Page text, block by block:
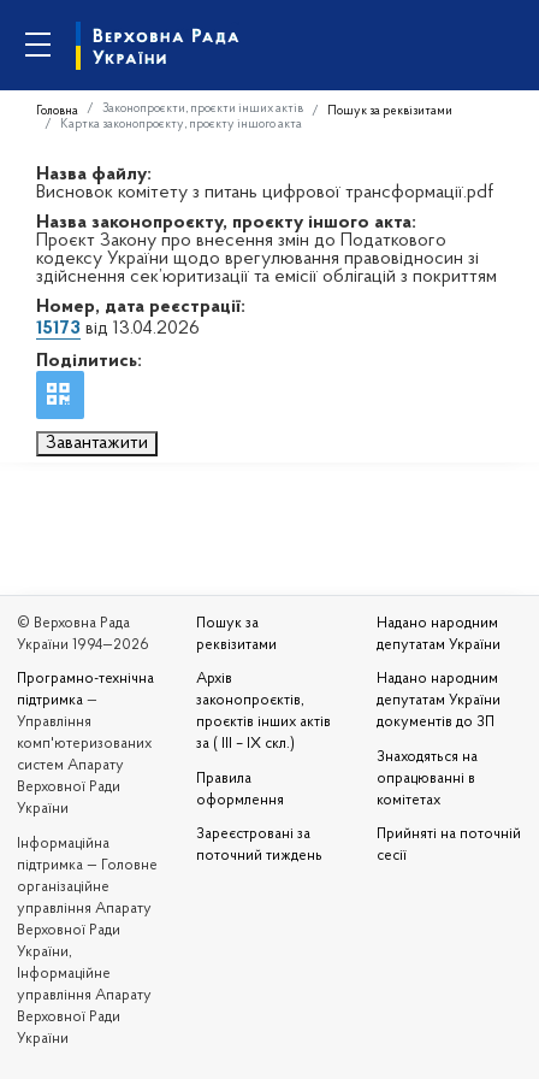
Головна Законопроєкти, проєкти інших актів
Пошук за реквізитами
Картка законопроєкту, проєкту іншого акта
Назва файлу:
Висновок комітету з питань цифрової трансформації.pdf
Назва законопроєкту, проєкту іншого акта:
Проєкт Закону про внесення змін до Податкового
кодексу України щодо врегулювання правовідносин зі
здійснення сек’юритизації та емісії облігацій з покриттям
Номер, дата реєстрації:
15173 від 13.04.2026
Поділитись:
Завантажити
© Верховна Рада
України 1994—2026
Програмно-технічна
підтримка —
Управління
комп'ютеризованих
систем Апарату
Верховної Ради
України
Iнформаційна
підтримка — Головне
організаційне
управління Апарату
Верховної Ради
України,
Інформаційне
управління Апарату
Верховної Ради
України
Пошук за
реквізитами
Архів
законопроєктів,
проєктів інших актів
за ( III – IX скл.)
Правила
оформлення
Зареєстровані за
поточний тиждень
Надано народним
депутатам України
Надано народним
депутатам України
документів до ЗП
Знаходяться на
опрацюванні в
комітетах
Прийняті на поточній
сесії